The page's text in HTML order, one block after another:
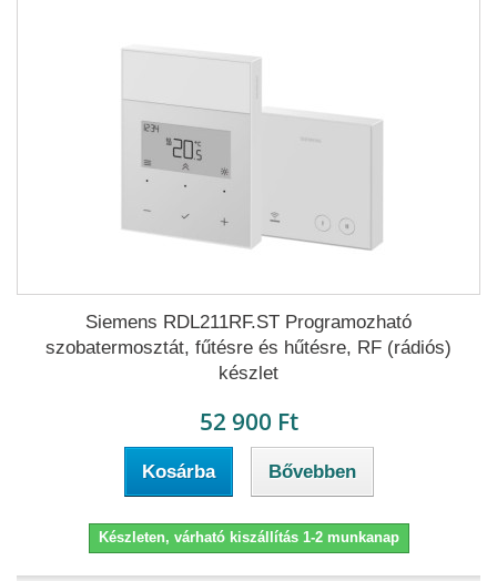
Siemens RDL211RF.ST Programozható
szobatermosztát, fűtésre és hűtésre, RF (rádiós)
készlet
52 900 Ft
Kosárba Bővebben
Készleten, várható kiszállítás 1-2 munkanap